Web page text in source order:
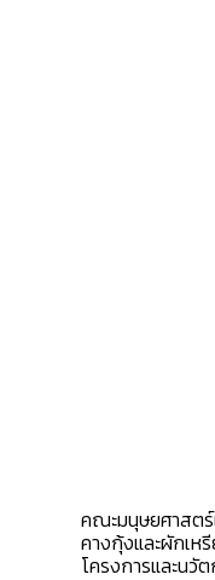
คณะมนุษยศาสต
คางกุ้งและผักเห
โครงการและน